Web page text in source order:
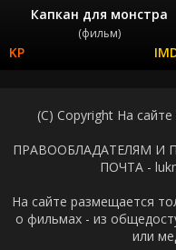
Капкан для монстра
(фильм)
(C) Copyright На
ПРАВООБЛАДАТЕЛЯМ И
ПОЧТА -
На сайте размещается
о фильмах - из
или